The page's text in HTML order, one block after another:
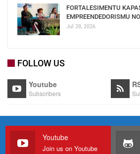
FORTALESIMENTU
EMPREENDEDORISMU
Jul 28, 2026
FOLLOW US
Youtube
Subscribers
Youtube
Join us on Youtube